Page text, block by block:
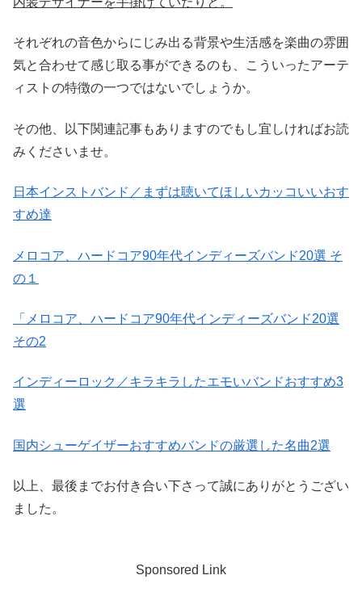
それぞれの音色からにじみ出る背景や生活感を楽曲の雰囲
気と合わせて感じ取る事ができるのも、こういったアーテ
ィストの特徴の一つではないでしょうか。
その他、以下関連記事もありますのでもし宜しければお読
みくださいませ。
日本インストバンド／まずは聴いてほしいカッコいいおす
すめ達
メロコア、ハードコア90年代インディーズバンド20選 そ
の１
「メロコア、ハードコア90年代インディーズバンド20選
その2
インディーロック／キラキラしたエモいバンドおすすめ3
選
国内シューゲイザーおすすめバンドの厳選した名曲2選
以上、最後までお付き合い下さって誠にありがとうござい
ました。
Sponsored Link